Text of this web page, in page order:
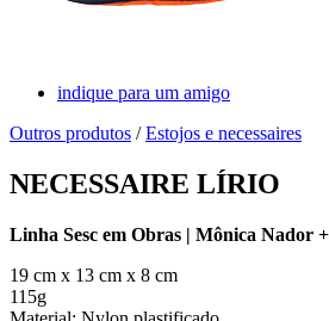
indique para um amigo
Outros produtos /Estojos e necessaires
NECESSAIRE LÍRIO
Linha Sesc em Obras | Mônica Nador
19 cm x 13 cm x 8 cm
115g